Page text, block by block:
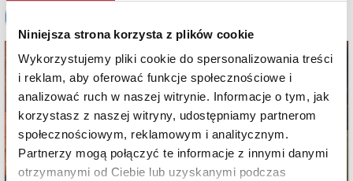
Niniejsza strona korzysta z plików cookie
Wykorzystujemy pliki cookie do spersonalizowania treści
i reklam, aby oferować funkcje społecznościowe i
analizować ruch w naszej witrynie. Informacje o tym, jak
korzystasz z naszej witryny, udostępniamy partnerom
społecznościowym, reklamowym i analitycznym.
Partnerzy mogą połączyć te informacje z innymi danymi
otrzymanymi od Ciebie lub uzyskanymi podczas